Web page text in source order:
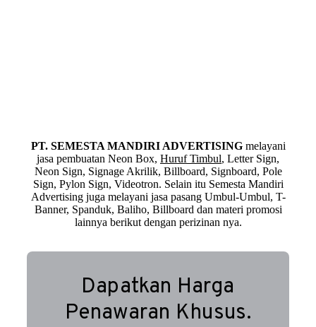
PT. SEMESTA MANDIRI ADVERTISINGmelayani
jasa pembuatan Neon Box, Huruf Timbul, Letter Sign,
Neon Sign, Signage Akrilik, Billboard, Signboard, Pole
Sign, Pylon Sign, Videotron. Selain itu Semesta Mandiri
Advertising juga melayani jasa pasang Umbul-Umbul, T-
Banner, Spanduk, Baliho, Billboard dan materi promosi
lainnya berikut dengan perizinan nya.
Dapatkan Harga
Penawaran Khusus.